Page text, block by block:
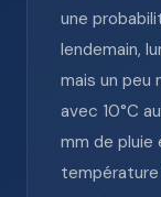
une
lendemain,
mais un peu
avec 10°C
mm de pluie
température